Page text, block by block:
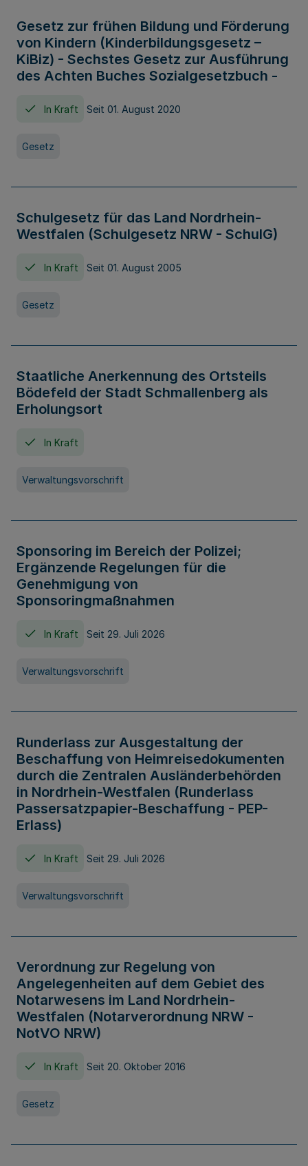
Gesetz zur frühen Bildung und Förderung
von Kindern (Kinderbildungsgesetz –
KiBiz) - Sechstes Gesetz zur Ausführung
des Achten Buches Sozialgesetzbuch -
In Kraft Seit 01. August 2020
Gesetz
Schulgesetz für das Land Nordrhein-
Westfalen (Schulgesetz NRW - SchulG)
In Kraft Seit 01. August 2005
Gesetz
Staatliche Anerkennung des Ortsteils
Bödefeld der Stadt Schmallenberg als
Erholungsort
In Kraft
Verwaltungsvorschrift
Sponsoring im Bereich der Polizei;
Ergänzende Regelungen für die
Genehmigung von
Sponsoringmaßnahmen
In Kraft Seit 29. Juli 2026
Verwaltungsvorschrift
Runderlass zur Ausgestaltung der
Beschaffung von Heimreisedokumenten
durch die Zentralen Ausländerbehörden
in Nordrhein-Westfalen (Runderlass
Passersatzpapier-Beschaffung - PEP-
Erlass)
In Kraft Seit 29. Juli 2026
Verwaltungsvorschrift
Verordnung zur Regelung von
Angelegenheiten auf dem Gebiet des
Notarwesens im Land Nordrhein-
Westfalen (Notarverordnung NRW -
NotVO NRW)
In Kraft Seit 20. Oktober 2016
Gesetz